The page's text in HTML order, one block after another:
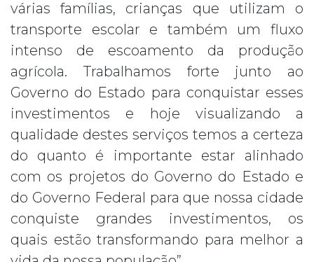
várias famílias, crianças que utilizam o
transporte escolar e também um fluxo
intenso de escoamento da produção
agrícola. Trabalhamos forte junto ao
Governo do Estado para conquistar esses
investimentos e hoje visualizando a
qualidade destes serviços temos a certeza
do quanto é importante estar alinhado
com os projetos do Governo do Estado e
do Governo Federal para que nossa cidade
conquiste grandes investimentos, os
quais estão transformando para melhor a